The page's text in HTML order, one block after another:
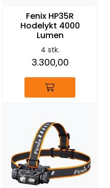
Fenix HP35R
Hodelykt 4000
Lumen
4 stk.
3.300,00